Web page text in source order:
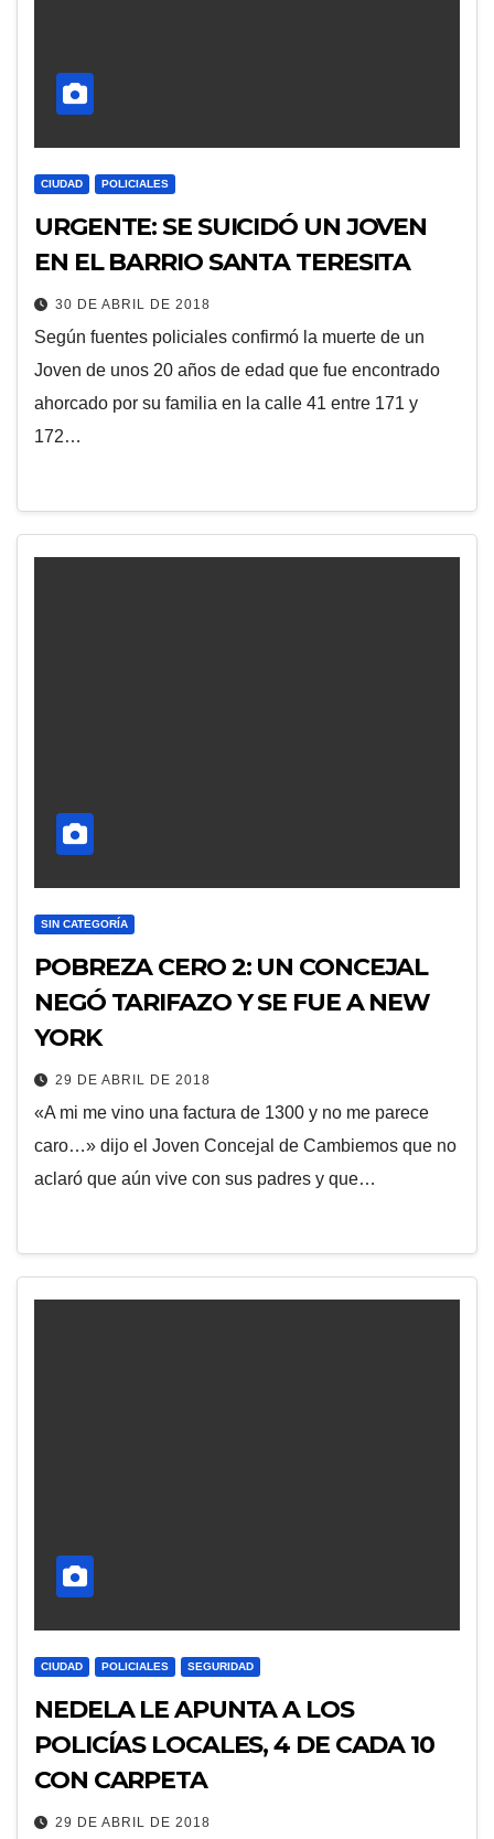
CIUDAD POLICIALES
URGENTE: SE SUICIDÓ UN JOVEN
EN EL BARRIO SANTA TERESITA
30 DE ABRIL DE 2018
Según fuentes policiales confirmó la muerte de un
Joven de unos 20 años de edad que fue encontrado
ahorcado por su familia en la calle 41 entre 171 y
172…
SIN CATEGORÍA
POBREZA CERO 2: UN CONCEJAL
NEGÓ TARIFAZO Y SE FUE A NEW
YORK
29 DE ABRIL DE 2018
«A mi me vino una factura de 1300 y no me parece
caro…» dijo el Joven Concejal de Cambiemos que no
aclaró que aún vive con sus padres y que…
CIUDAD POLICIALES SEGURIDAD
NEDELA LE APUNTA A LOS
POLICÍAS LOCALES, 4 DE CADA 10
CON CARPETA
29 DE ABRIL DE 2018